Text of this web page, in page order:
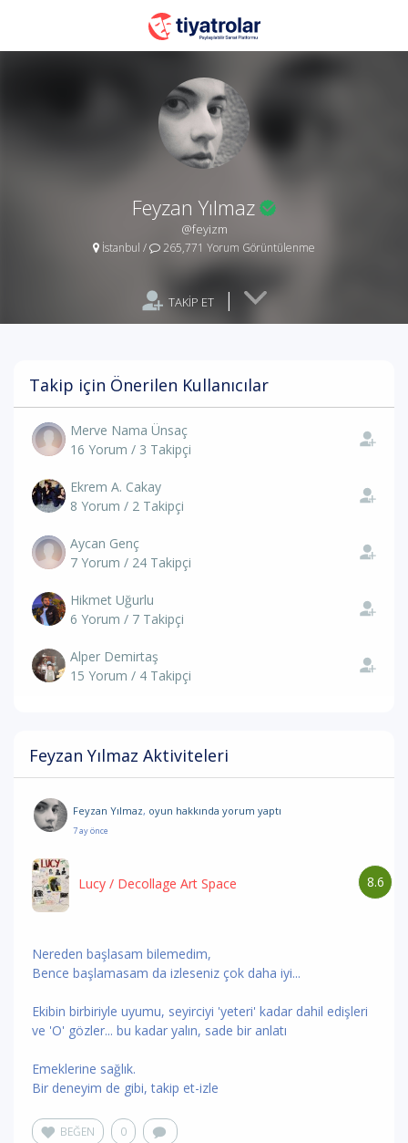
Feyzan Yılmaz
@feyizm
İstanbul / 265,771 Yorum Görüntülenme
TAKİP ET |
Takip için Önerilen Kullanıcılar
Merve Nama Ünsaç
16 Yorum / 3 Takipçi
Ekrem A. Cakay
8 Yorum / 2 Takipçi
Aycan Genç
7 Yorum / 24 Takipçi
Hikmet Uğurlu
6 Yorum / 7 Takipçi
Alper Demirtaş
15 Yorum / 4 Takipçi
Feyzan Yılmaz Aktiviteleri
Feyzan Yılmaz, oyun hakkında yorum yaptı
7 ay önce
8.6
Lucy / Decollage Art Space
Nereden başlasam bilemedim,
Bence başlamasam da izleseniz çok daha iyi...
Ekibin birbiriyle uyumu, seyirciyi 'yeteri' kadar dahil edişleri
ve 'O' gözler... bu kadar yalın, sade bir anlatı
Emeklerine sağlık.
Bir deneyim de gibi, takip et-izle
BEĞEN 0